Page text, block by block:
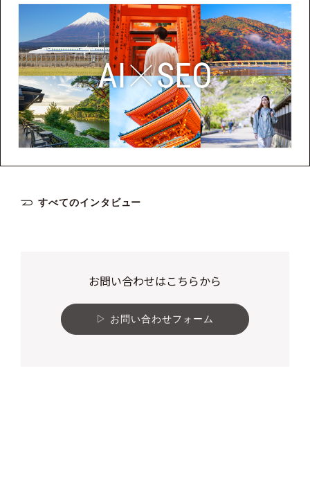
すべてのインタビュー
お問い合わせはこちらから
お問い合わせフォーム